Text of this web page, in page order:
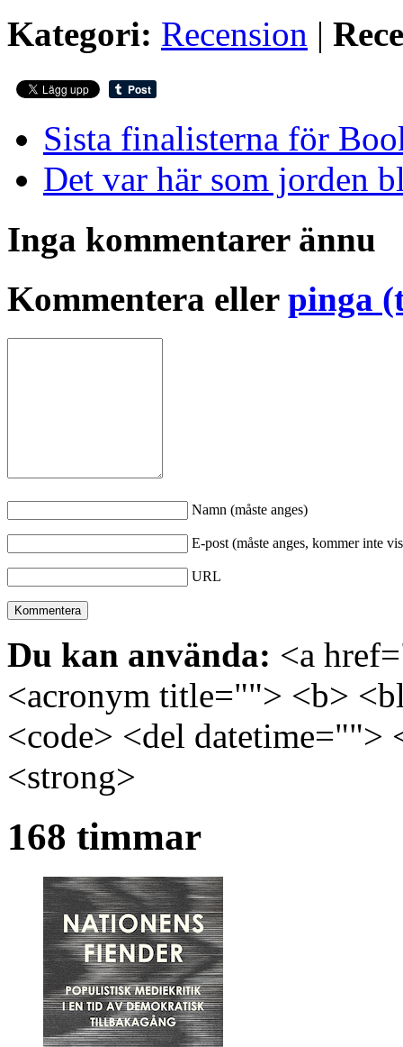
Kategori: Recension |
Sista finalisterna för
Det var här som jorden
Inga kommentarer ännu
Kommentera eller pinga
Namn (måste anges)
E-post (måste anges, kommer inte
URL
Du kan använda: <a
<acronym title=""> <b>
<code> <del
<strong>
168 timmar